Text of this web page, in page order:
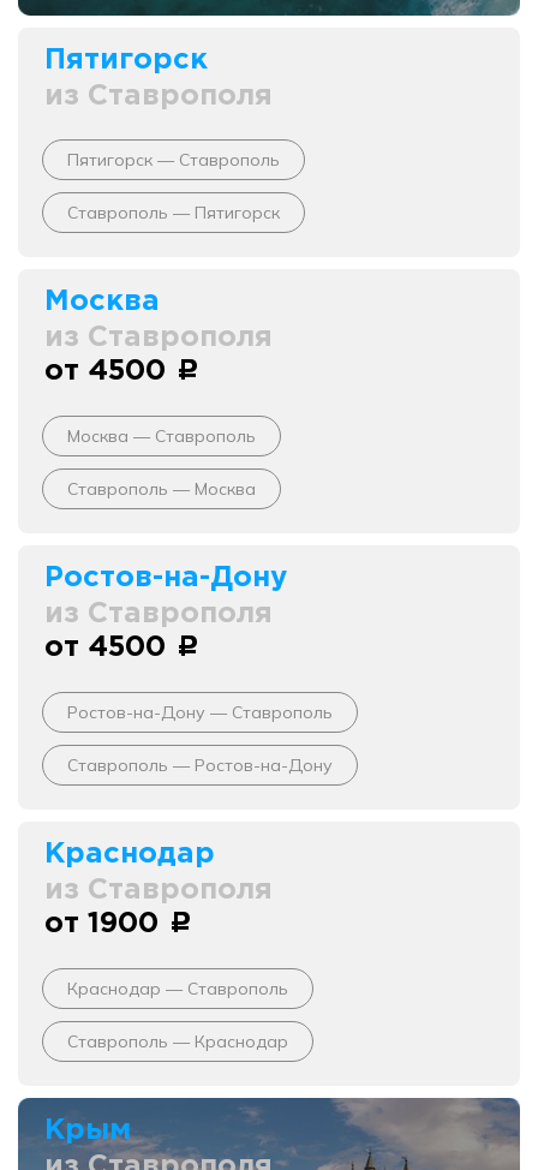
Пятигорск
из Ставрополя
Пятигорск — Ставрополь
Ставрополь — Пятигорск
Москва
из Ставрополя
от 4500 c
Москва — Ставрополь
Ставрополь — Москва
Ростов-на-Дону
из Ставрополя
от 4500 c
Ростов-на-Дону — Ставрополь
Ставрополь — Ростов-на-Дону
Краснодар
из Ставрополя
от 1900 c
Краснодар — Ставрополь
Ставрополь — Краснодар
Крым